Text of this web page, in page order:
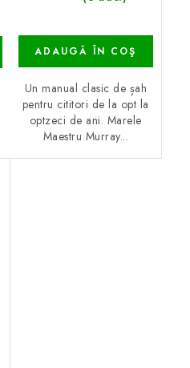
ADAUGĂ ÎN COŞ
Un manual clasic de șah
pentru cititori de la opt la
optzeci de ani. Marele
Maestru Murray...